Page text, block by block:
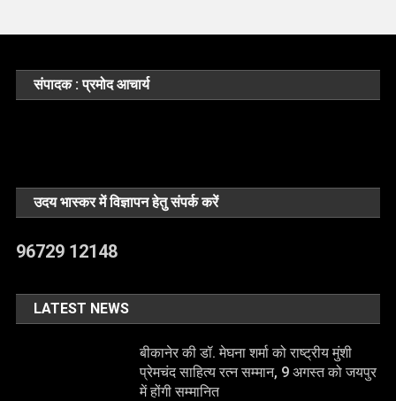
संपादक : प्रमोद आचार्य
उदय भास्कर में विज्ञापन हेतु संपर्क करें
96729 12148
LATEST NEWS
बीकानेर की डॉ. मेघना शर्मा को राष्ट्रीय मुंशी
प्रेमचंद साहित्य रत्न सम्मान, 9 अगस्त को जयपुर
में होंगी सम्मानित